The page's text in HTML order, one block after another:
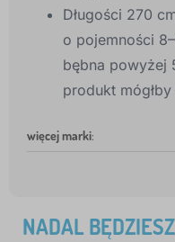
Długości 270
o pojemności
bębna powyżej
produkt
więcej marki:
NADAL